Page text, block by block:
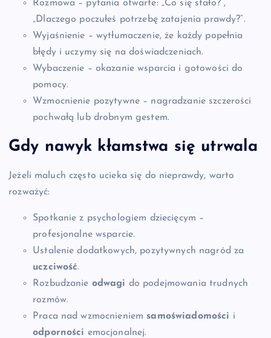
Rozmowa – pytania otwarte: „Co się stało?”,
„Dlaczego poczułeś potrzebę zatajenia prawdy?”.
Wyjaśnienie – wytłumaczenie, że każdy popełnia
błędy i uczymy się na doświadczeniach.
Wybaczenie – okazanie wsparcia i gotowości do
pomocy.
Wzmocnienie pozytywne – nagradzanie szczerości
pochwałą lub drobnym gestem.
Gdy nawyk kłamstwa się utrwala
Jeżeli maluch często ucieka się do nieprawdy, warto
rozważyć:
Spotkanie z psychologiem dziecięcym –
profesjonalne wsparcie.
Ustalenie dodatkowych, pozytywnych nagród za
uczciwość.
Rozbudzanie odwagi do podejmowania trudnych
rozmów.
Praca nad wzmocnieniem samoświadomości i
odporności emocjonalnej.